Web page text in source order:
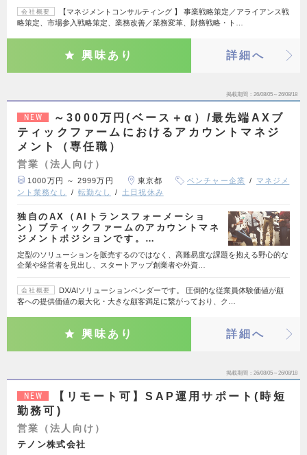
会社概要
【マネジメントコンサルティング 】 事業戦略策定／アライアンス戦
略策定、市場参入戦略策定、業務改善／業務変革、財務戦略・ト…
興味あり 詳細へ
掲載期間 26/08/05～26/08/18
NEW
～3000万円(ベース＋α）/最先端AXブ
ティックファームにおけるアカウントマネジ
メント（専任職）
営業（法人向け）
1000万円 ～ 2999万円 東京都 ベンチャー企業
マネジメ
ント業務なし
転勤なし 土日祝休み
独自のAX（AIトランスフォーメーショ
ン）ブティックファームのアカウントマネ
ジメントポジションです。…
定型のソリューションを販売するのではなく、高難易度な課題を抱える野心的な
企業や経営者を見出し、スタートアップ創業者や外資…
会社概要
DX/AIソリューションベンダーです。 圧倒的な従業員体験価値が顧
客への提供価値の最大化・大きな顧客満足に繋がっており、ク…
興味あり 詳細へ
掲載期間 26/08/05～26/08/18
NEW
【リモート可】SAP運用サポート(時短
勤務可)
営業（法人向け）
テノン株式会社